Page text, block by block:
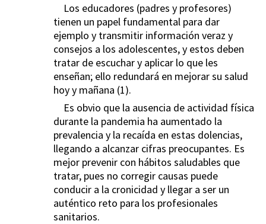
Los educadores (padres y profesores)
tienen un papel fundamental para dar
ejemplo y transmitir información veraz y
consejos a los adolescentes, y estos deben
tratar de escuchar y aplicar lo que les
enseñan; ello redundará en mejorar su salud
hoy y mañana (1).
Es obvio que la ausencia de actividad física
durante la pandemia ha aumentado la
prevalencia y la recaída en estas dolencias,
llegando a alcanzar cifras preocupantes. Es
mejor prevenir con hábitos saludables que
tratar, pues no corregir causas puede
conducir a la cronicidad y llegar a ser un
auténtico reto para los profesionales
sanitarios.